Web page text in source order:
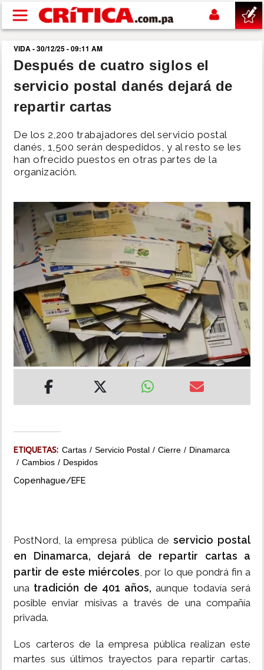
Pasar al contenido principal
buscar
SUCESOS
POLÍTICA
DEPORTES
MUNDO
INSÓLITAS
MULTIMEDIA
IMPRESO
VIDA - 30/12/25 - 09:11 AM
Después de cuatro siglos el
servicio postal danés dejará de
repartir cartas
De los 2,200 trabajadores del servicio postal
danés, 1,500 serán despedidos, y al resto se les
han ofrecido puestos en otras partes de la
organización.
ETIQUETAS: Cartas Servicio Postal Cierre
Dinamarca
Cambios
Despidos
Copenhague/EFE
PostNord, la empresa pública de servicio postal
en Dinamarca, dejará de repartir cartas a
partir de este miércoles, por lo que pondrá fin a
una tradición de 401 años,aunque todavía será
posible enviar misivas a través de una compañía
privada.
Los carteros de la empresa pública realizan este
martes sus últimos trayectos para repartir cartas,